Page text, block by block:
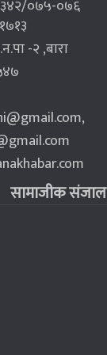
०७५-०७६
-२ ,बारा
,
सामाजीक संजाल